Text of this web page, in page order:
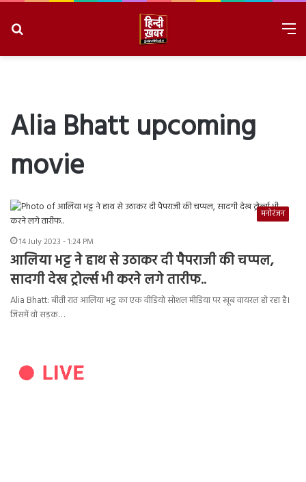
Alia Bhatt upcoming
movie
मनोरंजन
14 July 2023 - 1:24 PM
आलिया भट्ट ने हाथ से उठाकर दी पैपराजी की चप्पल,
सादगी देख ट्रोर्ल्स भी करने लगे तारीफ..
Alia Bhatt: बीती रात आलिया भट्ट का एक वीडियो सोशल मीडिया पर खूब वायरल हो रहा है।
जिसमें वो सड़क…